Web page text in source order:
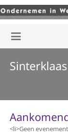
Sinterklaas
<li>Geen